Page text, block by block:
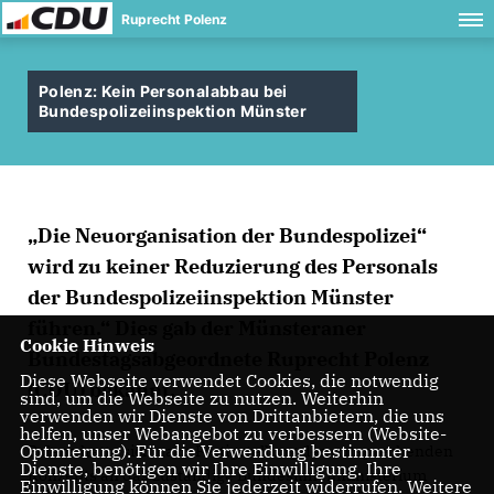
Ruprecht Polenz
Polenz: Kein Personalabbau bei
Bundespolizeiinspektion Münster
Die Neuorganisation der Bundespolizei“
wird zu keiner Reduzierung des Personals
der Bundespolizeiinspektion Münster
Bundestagsabgeordnete Ruprecht Polenz
(CDU) bekannt.
Polenz hatte sich nach Fertigstellung des entsprechenden
Konzepts an das zuständige Bundesinnenministerium
Cookie Hinweis
Diese Webseite verwendet Cookies, die notwendig
sind, um die Webseite zu nutzen. Weiterhin
verwenden wir Dienste von Drittanbietern, die uns
helfen, unser Webangebot zu verbessern (Website-
Optmierung). Für die Verwendung bestimmter
Dienste, benötigen wir Ihre Einwilligung. Ihre
Einwilligung können Sie jederzeit widerrufen. Weitere